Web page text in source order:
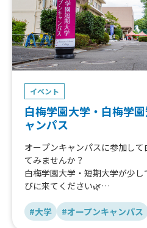
イベント
白梅学園大学・白梅学
ャンパス
オープンキャンパスに参加し
てみませんか？
白梅学園大学・短期大学が少
びに来てください🌿
#大学
#オープンキャンパス